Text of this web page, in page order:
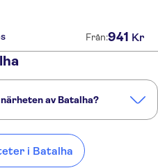
Från:941 Kr
av Batalha?
Coimbra
i Batalha